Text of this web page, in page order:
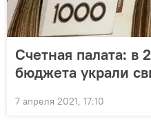
Счетная палата: в
бюджета украли
7 апреля 2021, 17:10